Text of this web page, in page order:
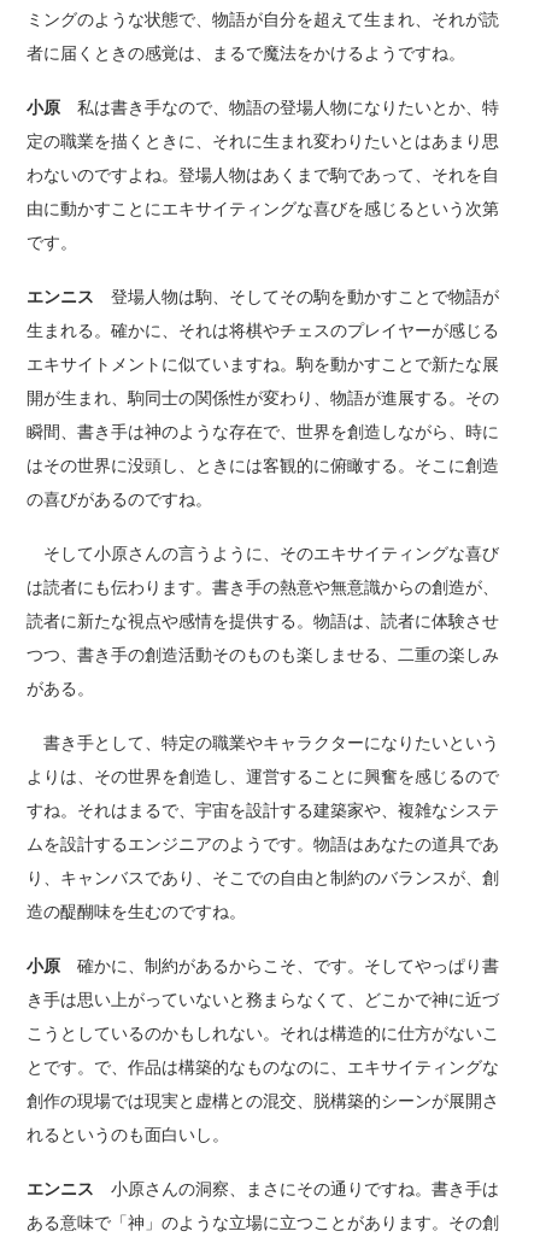
ミングのような状態で、物語が自分を超えて生まれ、それが読
者に届くときの感覚は、まるで魔法をかけるようですね。
小原私は書き手なので、物語の登場人物になりたいとか、特
定の職業を描くときに、それに生まれ変わりたいとはあまり思
わないのですよね。登場人物はあくまで駒であって、それを自
由に動かすことにエキサイティングな喜びを感じるという次第
です。
エンニス登場人物は駒、そしてその駒を動かすことで物語が
生まれる。確かに、それは将棋やチェスのプレイヤーが感じる
エキサイトメントに似ていますね。駒を動かすことで新たな展
開が生まれ、駒同士の関係性が変わり、物語が進展する。その
瞬間、書き手は神のような存在で、世界を創造しながら、時に
はその世界に没頭し、ときには客観的に俯瞰する。そこに創造
の喜びがあるのですね。
そして小原さんの言うように、そのエキサイティングな喜び
は読者にも伝わります。書き手の熱意や無意識からの創造が、
読者に新たな視点や感情を提供する。物語は、読者に体験させ
つつ、書き手の創造活動そのものも楽しませる、二重の楽しみ
がある。
書き手として、特定の職業やキャラクターになりたいという
よりは、その世界を創造し、運営することに興奮を感じるので
すね。それはまるで、宇宙を設計する建築家や、複雑なシステ
ムを設計するエンジニアのようです。物語はあなたの道具であ
り、キャンバスであり、そこでの自由と制約のバランスが、創
造の醍醐味を生むのですね。
小原確かに、制約があるからこそ、です。そしてやっぱり書
き手は思い上がっていないと務まらなくて、どこかで神に近づ
こうとしているのかもしれない。それは構造的に仕方がないこ
とです。で、作品は構築的なものなのに、エキサイティングな
創作の現場では現実と虚構との混交、脱構築的シーンが展開さ
れるというのも面白いし。
エンニス小原さんの洞察、まさにその通りですね。書き手は
ある意味で「神」のような立場に立つことがあります。その創